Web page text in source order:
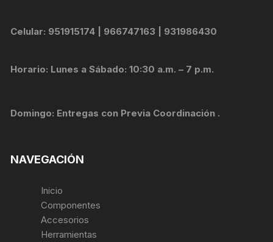
Celular: 951915174 | 966747163 | 931986430
Horario: Lunes a Sábado: 10:30 a.m. – 7 p.m.
Domingo: Entregas con Previa Coordinación .
NAVEGACIÓN
Inicio
Componentes
Accesorios
Herramientas